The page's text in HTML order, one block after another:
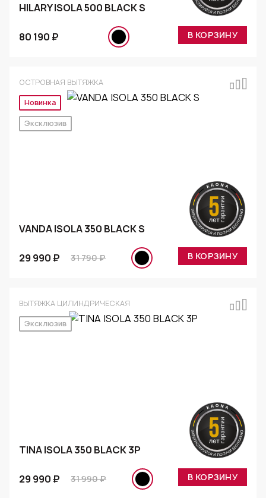
HILARY ISOLA 500 BLACK S
80 190 ₽ В КОРЗИНУ
ОСТРОВНАЯ ВЫТЯЖКА
Новинка
Эксклюзив
VANDA ISOLA 350 BLACK S
29 990 ₽ 31 790 ₽ В КОРЗИНУ
ВЫТЯЖКА ЦИЛИНДРИЧЕСКАЯ
Эксклюзив
TINA ISOLA 350 BLACK 3P
29 990 ₽ 31 990 ₽ В КОРЗИНУ